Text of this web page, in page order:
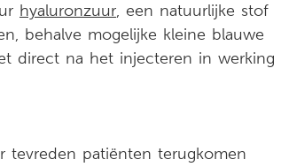
hyaluronzuur , een natuurlijke stof
behalve mogelijke kleine blauwe
direct na het injecteren in werking
tevreden patiënten terugkomen